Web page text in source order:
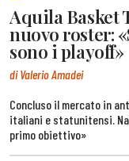
Aquila Basket
nuovo roster:
sono i playoff»
di Valerio Amadei
Concluso il mercato in
italiani e statunitensi.
primo obiettivo»